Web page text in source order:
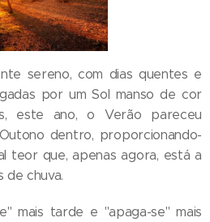
sereno, com dias quentes e
por um Sol manso de cor
este ano, o Verão pareceu
dentro, proporcionando-
teor que, apenas agora, está a
de chuva.
mais tarde e "apaga-se" mais